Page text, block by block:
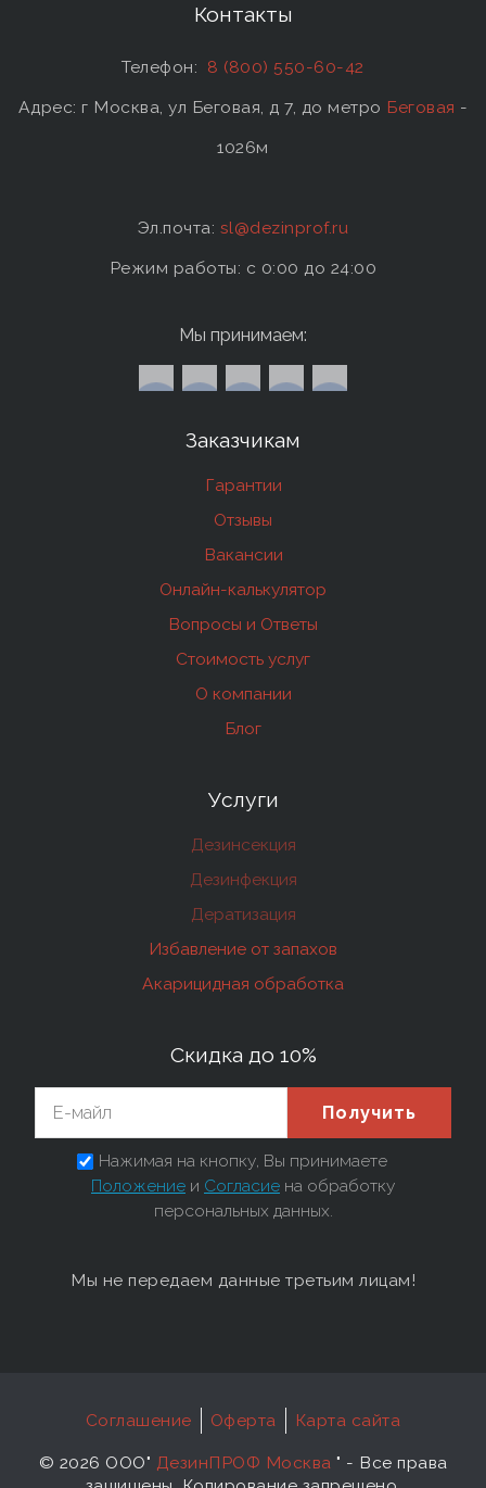
Контакты
Телефон: 8 (800) 550-60-42
Адрес: г Москва, ул Беговая, д 7, до метро Беговая -
1026м
Эл.почта: sl@dezinprof.ru
Режим работы: c 0:00 до 24:00
Мы принимаем:
Заказчикам
Гарантии
Отзывы
Вакансии
Онлайн-калькулятор
Вопросы и Ответы
Стоимость услуг
О компании
Блог
Услуги
Дезинсекция
Дезинфекция
Дератизация
Избавление от запахов
Акарицидная обработка
Скидка до 10%
Получить
Нажимая на кнопку, Вы принимаете
Положение и Согласие на обработку
персональных данных.
Мы не передаем данные третьим лицам!
Соглашение Оферта Карта сайта
© 2026 ООО" ДезинПРОФ Москва " - Все права